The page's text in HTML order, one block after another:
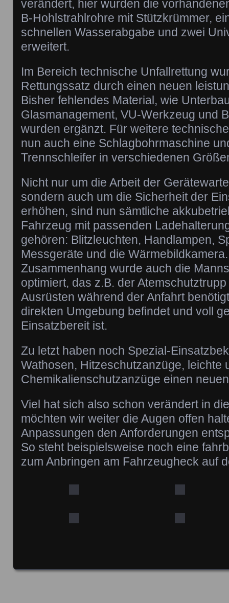
verändert, hier wurden die
B-Hohlstrahlrohre mit Stützkrümmer,
schnellen Wasserabgabe und zwei
erweitert.
Im Bereich technische Unfallrettung
Rettungssatz durch einen neuen
Bisher fehlendes Material, wie
Glasmanagement, VU-Werkzeug und
wurden ergänzt. Für weitere
nun auch eine Schlagbohrmaschine
Trennschleifer in verschiedenen
Nicht nur um die Arbeit der
sondern auch um die Sicherheit der
erhöhen, sind nun sämtliche
Fahrzeug mit passenden
gehören: Blitzleuchten, Handlampen,
Messgeräte und die
Zusammenhang wurde auch die
optimiert, das z.B. der
Ausrüsten während der Anfahrt
direkten Umgebung befindet und voll
Einsatzbereit ist.
Zu letzt haben noch Spezial-
Wathosen, Hitzeschutzanzüge, leichte
Chemikalienschutzanzüge einen
Viel hat sich also schon verändert in
möchten wir weiter die Augen offen
Anpassungen den Anforderungen
So steht beispielsweise noch eine
zum Anbringen am Fahrzeugheck auf